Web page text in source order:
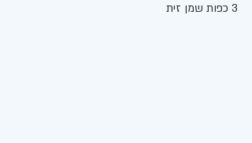
3 כפות שמן זית